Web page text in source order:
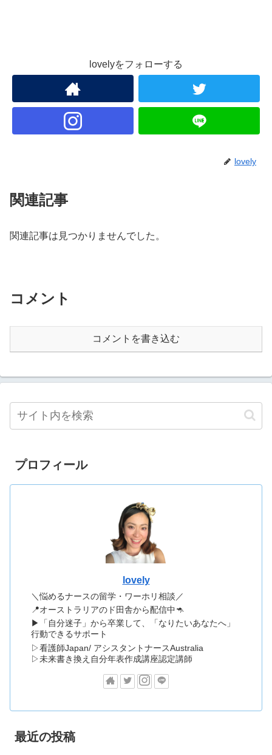
lovelyをフォローする
lovely
関連記事
関連記事は見つかりませんでした。
コメント
コメントを書き込む
プロフィール
lovely
＼悩めるナースの留学・ワーホリ相談／
📍オーストラリアのド田舎から配信中🦘
▶「自分迷子」から卒業して、「なりたいあなたへ」
行動できるサポート
▷看護師Japan/ アシスタントナースAustralia
▷未来書き換え自分年表作成講座認定講師
最近の投稿